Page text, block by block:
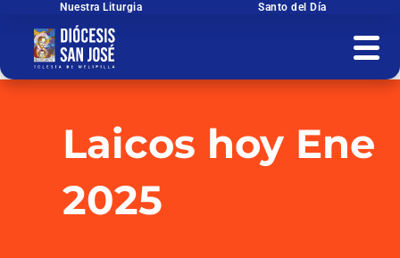
contenido
Nuestra Liturgia Santo del Día
Laicos hoy Ene
2025